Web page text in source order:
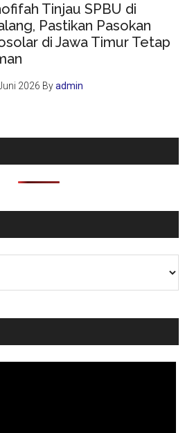
Tinjau SPBU di
Pastikan Pasokan
di Jawa Timur Tetap
2026 Byadmin